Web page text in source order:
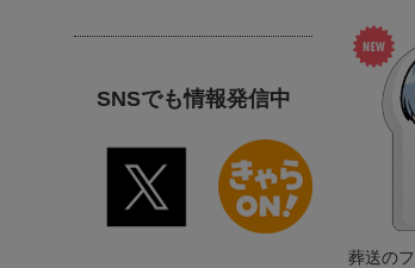
葬送の
SNSでも情報発信中